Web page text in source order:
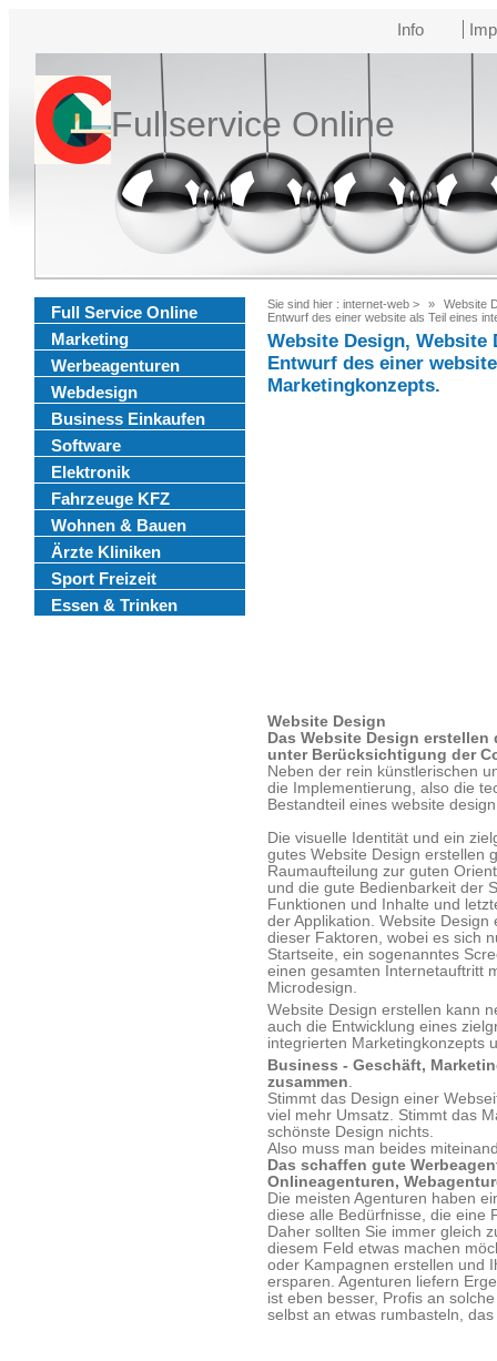
Info
Fullservice Online
Full Service Online
Marketing
Werbeagenturen
Webdesign
Business Einkaufen
Software
Elektronik
Fahrzeuge KFZ
Wohnen & Bauen
Ärzte Kliniken
Sport Freizeit
Essen & Trinken
Sie sind hier : internet-web >
Website
Entwurf des einer website als Teil eines
Website Design,
Entwurf des einer
Marketingkonzepts.
Website Design
Das Website Design
unter Berücksichtigung der
Neben der rein künstlerischen
die Implementierung, also die
Bestandteil eines website
Die visuelle Identität und ein
gutes Website Design erstellen
Raumaufteilung zur guten
und die gute Bedienbarkeit der
Funktionen und Inhalte und
der Applikation. Website
dieser Faktoren, wobei es sich
Startseite, ein sogenanntes
einen gesamten Internetauftritt
Microdesign.
Website Design erstellen kann
auch die Entwicklung eines
integrierten Marketingkonzepts
Business - Geschäft,
zusammen.
Stimmt das Design einer
viel mehr Umsatz. Stimmt das
schönste Design nichts.
Also muss man beides
Das schaffen gute
Onlineagenturen,
Die meisten Agenturen haben
diese alle Bedürfnisse, die eine
Daher sollten Sie immer gleich
diesem Feld etwas machen
oder Kampagnen erstellen und
ersparen. Agenturen liefern
ist eben besser, Profis an
selbst an etwas rumbasteln,